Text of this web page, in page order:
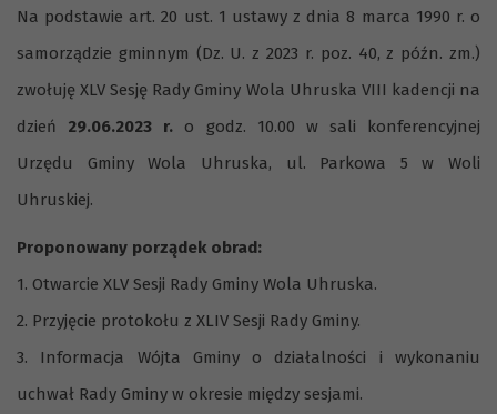
Na podstawie art. 20 ust. 1 ustawy z dnia 8 marca 1990 r. o
samorządzie gminnym (Dz. U. z 2023 r. poz. 40, z późn. zm.)
zwołuję XLV Sesję Rady Gminy Wola Uhruska VIII kadencji na
dzień 29.06.2023 r. o godz. 10.00 w sali konferencyjnej
Urzędu Gminy Wola Uhruska, ul. Parkowa 5 w Woli
Uhruskiej.
Proponowany porządek obrad:
1. Otwarcie XLV Sesji Rady Gminy Wola Uhruska.
2. Przyjęcie protokołu z XLIV Sesji Rady Gminy.
3. Informacja Wójta Gminy o działalności i wykonaniu
uchwał Rady Gminy w okresie między sesjami.